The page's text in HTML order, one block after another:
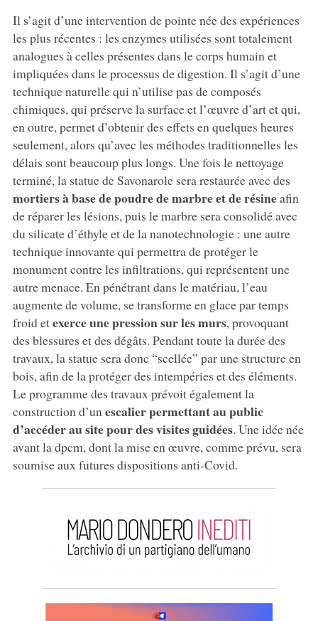
Il s’agit d’une intervention de pointe née des expériences
les plus récentes : les enzymes utilisées sont totalement
analogues à celles présentes dans le corps humain et
impliquées dans le processus de digestion. Il s’agit d’une
technique naturelle qui n’utilise pas de composés
chimiques, qui préserve la surface et l’œuvre d’art et qui,
en outre, permet d’obtenir des effets en quelques heures
seulement, alors qu’avec les méthodes traditionnelles les
délais sont beaucoup plus longs. Une fois le nettoyage
terminé, la statue de Savonarole sera restaurée avec des
mortiers à base de poudre de marbre et de résineafin
de réparer les lésions, puis le marbre sera consolidé avec
du silicate d’éthyle et de la nanotechnologie : une autre
technique innovante qui permettra de protéger le
monument contre les infiltrations, qui représentent une
autre menace. En pénétrant dans le matériau, l’eau
augmente de volume, se transforme en glace par temps
froid etexerce une pression sur les murs, provoquant
des blessures et des dégâts. Pendant toute la durée des
travaux, la statue sera donc “scellée” par une structure en
bois, afin de la protéger des intempéries et des éléments.
Le programme des travaux prévoit également la
construction d’un escalier permettant au public
d’accéder au site pour des visites guidées. Une idée née
avant la dpcm, dont la mise en œuvre, comme prévu, sera
soumise aux futures dispositions anti-Covid.